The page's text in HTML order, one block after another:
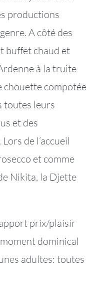
productions
A côté des
buffet chaud et
à la truite
chouette compotée
toutes leurs
et des
de l’accueil
et comme
Nikita, la Djette
prix/plaisir
dominical
adultes: toutes